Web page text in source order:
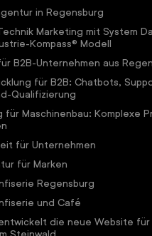
in Regensburg
Marketing mit System
Kompass® Modell
B2B-Unternehmen aus
für B2B: Chatbots,
Qualifizierung
für Maschinenbau: Komplexe
für Unternehmen
für Marken
Regensburg
und Café
entwickelt die neue Website für